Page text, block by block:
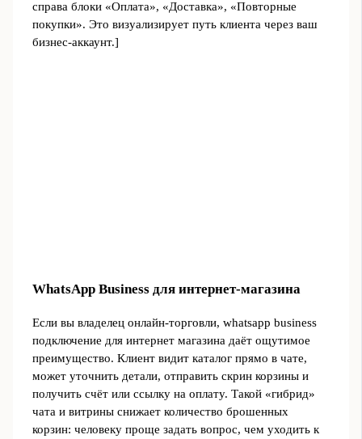
справа блоки «Оплата», «Доставка», «Повторные
покупки». Это визуализирует путь клиента через ваш
бизнес‑аккаунт.]
WhatsApp Business для интернет‑магазина
Если вы владелец онлайн‑торговли, whatsapp business
подключение для интернет магазина даёт ощутимое
преимущество. Клиент видит каталог прямо в чате,
может уточнить детали, отправить скрин корзины и
получить счёт или ссылку на оплату. Такой «гибрид»
чата и витрины снижает количество брошенных
корзин: человеку проще задать вопрос, чем уходить к